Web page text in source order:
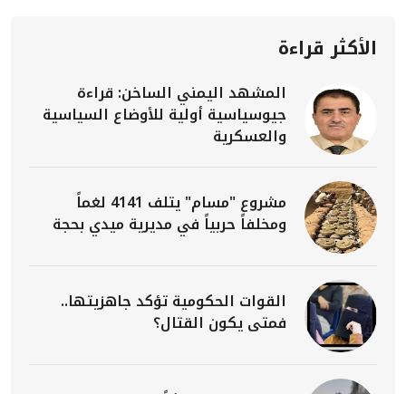
الأكثر قراءة
المشهد اليمني الساخن: قراءة
جيوسياسية أولية للأوضاع السياسية
والعسكرية
مشروع "مسام" يتلف 4141 لغماً
ومخلفاً حربياً في مديرية ميدي بحجة
القوات الحكومية تؤكد جاهزيتها..
فمتى يكون القتال؟